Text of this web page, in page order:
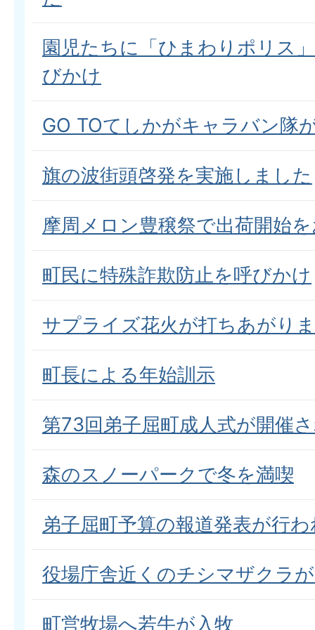
園児たちに「ひまわりポリス
びかけ
GO TOてしかがキャラバン隊
旗の波街頭啓発を実施しました
摩周メロン豊穣祭で出荷開始
町民に特殊詐欺防止を呼びかけ
サプライズ花火が打ちあがり
町長による年始訓示
第73回弟子屈町成人式が開催
森のスノーパークで冬を満喫
弟子屈町予算の報道発表が行
役場庁舎近くのチシマザクラ
町営牧場へ若牛が入牧